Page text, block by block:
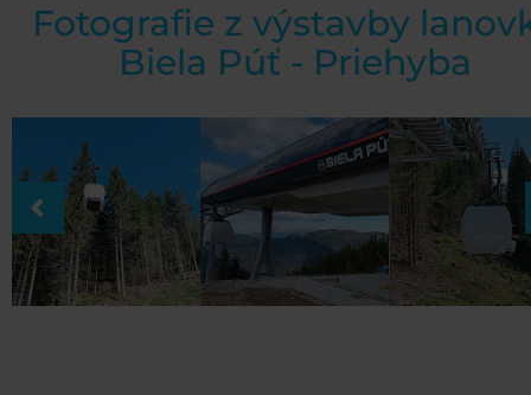
Fotografie z výstavby
Biela Púť - Priehyba